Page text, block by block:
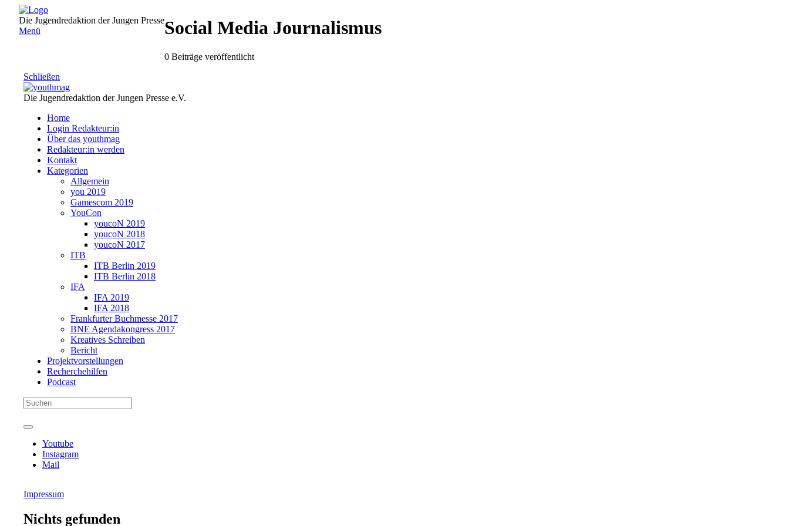
Direkt
zum
Inhalt
Die Jugendredaktion der Jungen Presse
Menü
Social Media Journalismus
0 Beiträge veröffentlicht
Schließen
Die Jugendredaktion der Jungen Presse e.V.
Home
Login Redakteur:in
Über das youthmag
Redakteur:in werden
Kontakt
Kategorien
Allgemein
you 2019
Gamescom 2019
YouCon
youcoN 2019
youcoN 2018
youcoN 2017
ITB
ITB Berlin 2019
ITB Berlin 2018
IFA
IFA 2019
IFA 2018
Frankfurter Buchmesse 2017
BNE Agendakongress 2017
Kreatives Schreiben
Bericht
Projektvorstellungen
Recherchehilfen
Podcast
Youtube
Instagram
Mail
Impressum
Nichts gefunden